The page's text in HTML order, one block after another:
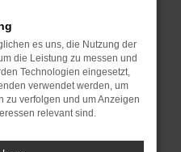
neuesten Stand
nicht nur ein
kann auch dazu
Funktionen nicht mehr
es uns, die Nutzung der
die Leistung zu messen und
Technologien eingesetzt,
verwendet werden, um
zu verfolgen und um Anzeigen
relevant sind.